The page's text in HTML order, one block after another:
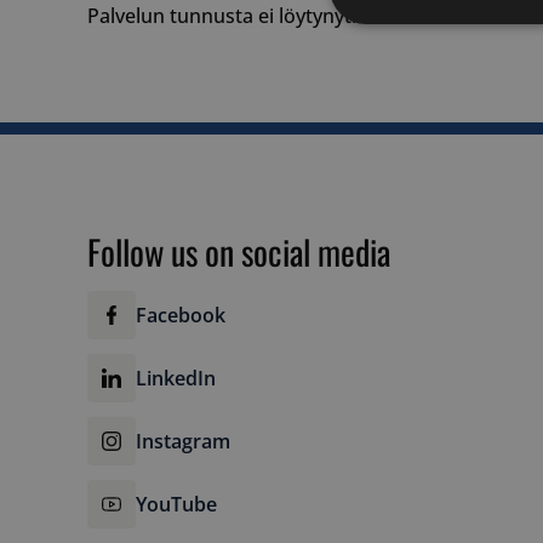
Palvelun tunnusta ei löytynyt.
Follow us on social media
Facebook
LinkedIn
Instagram
YouTube
Strictly
Strictly necessary